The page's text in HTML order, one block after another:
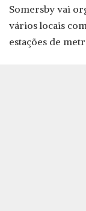
Somersby vai
vários locais
estações de